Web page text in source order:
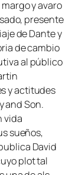
y avaro
presente
de Dante y
de cambio
al público
y actitudes
and Son.
vida
sueños,
David
plot tal